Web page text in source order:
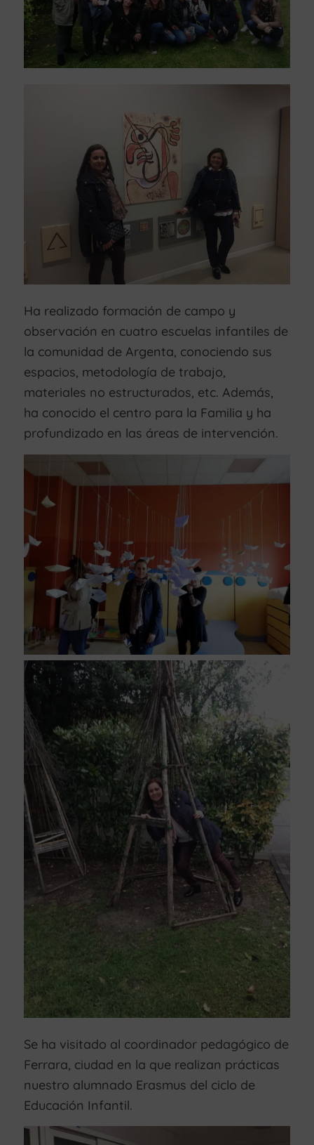
Ha realizado formación de campo y
observación en cuatro escuelas infantiles de
la comunidad de Argenta, conociendo sus
espacios, metodología de trabajo,
materiales no estructurados, etc. Además,
ha conocido el centro para la Familia y ha
profundizado en las áreas de intervención.
Se ha visitado al coordinador pedagógico de
Ferrara, ciudad en la que realizan prácticas
nuestro alumnado Erasmus del ciclo de
Educación Infantil.